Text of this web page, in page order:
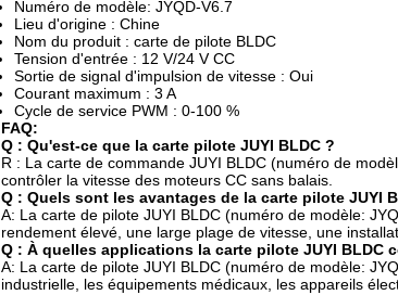
Numéro de modèle: JYQD-V6.7
Lieu d'origine : Chine
Nom du produit : carte de pilote BLDC
Tension d'entrée : 12 V/24 V CC
Sortie de signal d'impulsion de vitesse : Oui
Courant maximum : 3 A
Cycle de service PWM : 0-100 %
FAQ:
Q : Qu'est-ce que la carte pilote JUYI BLDC ?
R : La carte de commande JUYI BLDC (numéro de
contrôler la vitesse des moteurs CC sans balais.
Q : Quels sont les avantages de la carte pilote JUYI
A: La carte de pilote JUYI BLDC (numéro de modèle:
rendement élevé, une large plage de vitesse, une
Q : À quelles applications la carte pilote JUYI BLDC
A: La carte de pilote JUYI BLDC (numéro de modèle:
industrielle, les équipements médicaux, les appareils